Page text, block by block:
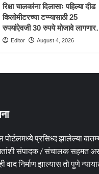
रिक्षा चालकांना दिलासाः पहिल्या दीड
किलोमीटरच्या टप्प्यासाठी 25
रुपयांऐवजी 30 रुपये मोजावे
Editor August 4, 2026
पोर्टलमध्ये प्रसिध्द झालेल्या
संपादक / संचालक सहमत
वाद निर्माण झाल्यास तो पुणे